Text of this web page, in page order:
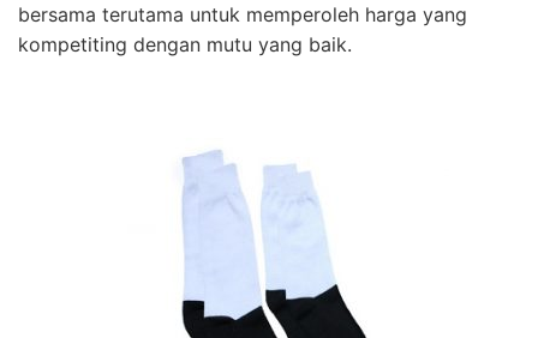
bersama terutama untuk memperoleh harga yang
kompetiting dengan mutu yang baik.